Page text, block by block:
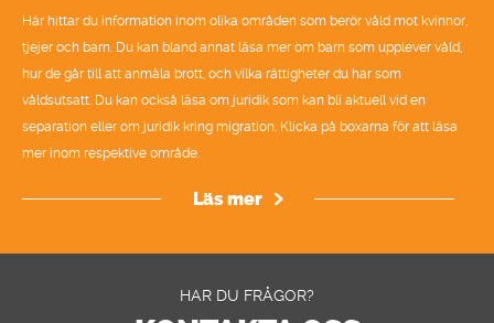
Här hittar du information inom olika områden som berör våld mot kvinnor,
tjejer och barn. Du kan bland annat läsa mer om barn som upplever våld,
hur de går till att anmäla brott, och vilka rättigheter du har som
våldsutsatt. Du kan också läsa om juridik som kan bli aktuell vid en
separation eller om juridik kring migration. Klicka på boxarna för att läsa
mer inom respektive område.
Läs mer
HAR DU FRÅGOR?